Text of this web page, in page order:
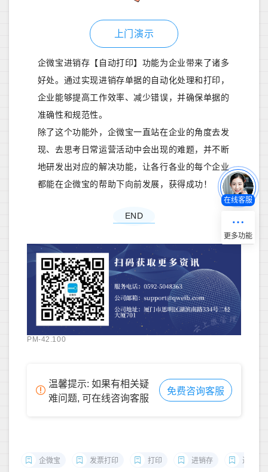
上门演示
企微宝进销存【自动打印】功能为企业带来了诸多
好处。通过实现进销存单据的自动化处理和打印，
企业能够提高工作效率、减少错误，并确保单据的
准确性和规范性。
除了这个功能外，企微宝一直站在企业的角度去发
现、去思考日常运营活动中会出现的难题，并不断
地研发出对应的解决功能，让各行各业的每个企业
都能在企微宝的帮助下向前发展，获得成功！
END
PM-42.100
温馨提示: 如果有相关疑
难问题, 可在线咨询客服
免费咨询客服
企微宝 发票打印 打印 进销存 进销存
在线客服